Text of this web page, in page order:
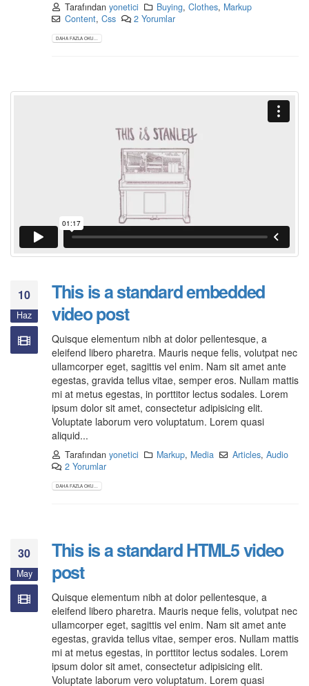
Tarafından yonetici Buying,Clothes, Markup
Content, Css 2 Yorumlar
DAHA FAZLA OKU...
10
Haz
This is a standard embedded
video post
Quisque elementum nibh at dolor pellentesque, a
eleifend libero pharetra. Mauris neque felis, volutpat nec
ullamcorper eget, sagittis vel enim. Nam sit amet ante
egestas, gravida tellus vitae, semper eros. Nullam mattis
mi at metus egestas, in porttitor lectus sodales. Lorem
ipsum dolor sit amet, consectetur adipisicing elit.
Voluptate laborum vero voluptatum. Lorem quasi
aliquid...
Tarafından yonetici Markup, Media Articles, Audio
2 Yorumlar
DAHA FAZLA OKU...
30
May
This is a standard HTML5 video
post
Quisque elementum nibh at dolor pellentesque, a
eleifend libero pharetra. Mauris neque felis, volutpat nec
ullamcorper eget, sagittis vel enim. Nam sit amet ante
egestas, gravida tellus vitae, semper eros. Nullam mattis
mi at metus egestas, in porttitor lectus sodales. Lorem
ipsum dolor sit amet, consectetur adipisicing elit.
Voluptate laborum vero voluptatum. Lorem quasi